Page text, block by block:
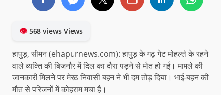
👁568 views Views
हापुड़, सीमन (ehapurnews.com): हापुड़ के गढ़ गेट मोहल्ले के रहने
वाले व्यक्ति की बिजनौर में दिल का दौरा पड़ने से मौत हो गई। मामले की
जानकारी मिलने पर मेरठ निवासी बहन ने भी दम तोड़ दिया। भाई-बहन की
मौत से परिजनों में कोहराम मचा है।